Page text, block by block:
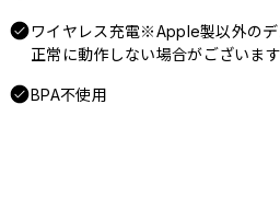
ワイヤレス充電※Apple製以外の
正常に動作しない場合がございます
BPA不使用